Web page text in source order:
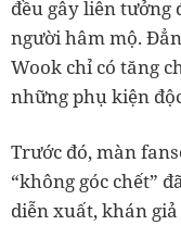
đều gây liên tưởng
người hâm mộ.
Wook chỉ có tăng
những phụ kiện
Trước đó, màn
“không góc chết”
diễn xuất, khán